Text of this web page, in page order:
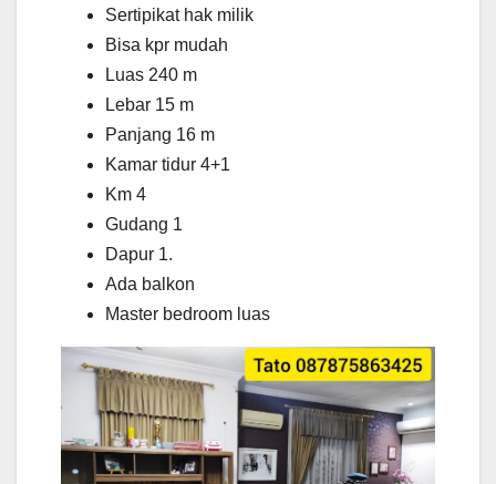
Sertipikat hak milik
Bisa kpr mudah
Luas 240 m
Lebar 15 m
Panjang 16 m
Kamar tidur 4+1
Km 4
Gudang 1
Dapur 1.
Ada balkon
Master bedroom luas